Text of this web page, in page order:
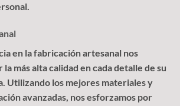
en la fabricación artesanal nos
más alta calidad en cada detalle de su
Utilizando los mejores materiales y
avanzadas, nos esforzamos por